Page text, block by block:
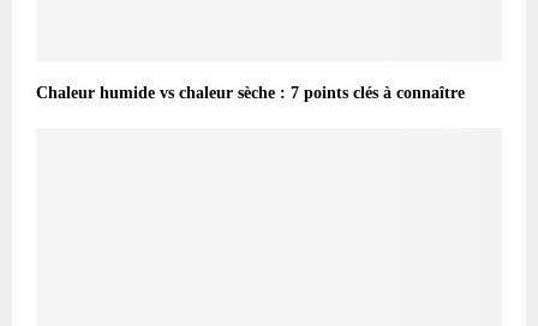
Chaleur humide vs chaleur sèche : 7 points clés à connaître